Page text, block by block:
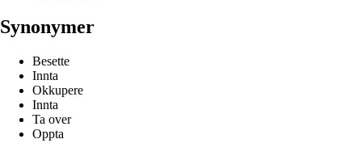
Synonymer
Besette
Innta
Okkupere
Innta
Ta over
Oppta